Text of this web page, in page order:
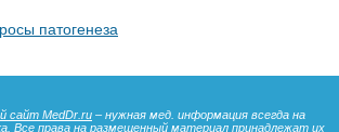
патогенеза
сайт MedDr.ru – нужная мед. информация всегда на
Все права на размещенный материал принадлежат их